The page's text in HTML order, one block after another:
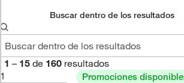
Buscar dentro de los resultados
1 – 15 de 160 resultados
1
Promociones